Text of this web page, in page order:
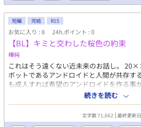
短編 完結 R15
お気に入り : 8 24h.ポイント : 0
【BL】キミと交わした桜色の約束
樺純
これはそう遠くない近未来のお話し。
ボットであるアンドロイドと人間が共存す
も成人すれば希望のアンドロイドを作る事
な世の中に違和感を覚えていたカイルは成
ンドロイドを持ってはいない。当たり前の
ンドロイドがいて、アンドロイドを大切に
のように扱う人間もいる。そんな世の中が
続きを読む
文字数 71,662 最終更新